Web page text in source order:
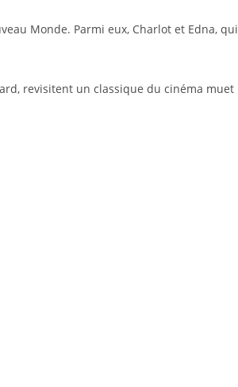
Monde. Parmi eux, Charlot et Edna, qui
revisitent un classique du cinéma muet